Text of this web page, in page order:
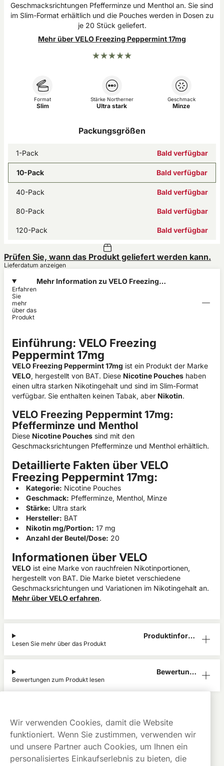
Geschmacksrichtungen Pfefferminze und Menthol an. Sie sind
im Slim-Format erhältlich und die Pouches werden in Dosen zu
je 20 Stück geliefert.
Mehr über VELO Freezing Peppermint 17mg
Format
Slim
Stärke Northerner
Ultra stark
Geschmack
Minze
Packungsgrößen
1-Pack Bald verfügbar
10-Pack Bald verfügbar
40-Pack Bald verfügbar
80-Pack Bald verfügbar
120-Pack Bald verfügbar
Prüfen Sie, wann das Produkt geliefert werden kann.
Lieferdatum anzeigen
Mehr Information zu VELO Freezing
Erfahren
Sie
mehr
über das
Produkt
Einführung: VELO Freezing
Peppermint 17mg
VELO Freezing Peppermint 17mg ist ein Produkt der Marke
VELO, hergestellt von BAT. Diese Nicotine Pouches haben
einen ultra starken Nikotingehalt und sind im Slim-Format
verfügbar. Sie enthalten keinen Tabak, aber Nikotin.
VELO Freezing Peppermint 17mg:
Pfefferminze und Menthol
Diese Nicotine Pouches sind mit den
Geschmacksrichtungen Pfefferminze und Menthol erhältlich.
Detaillierte Fakten über VELO
Freezing Peppermint 17mg:
Kategorie: Nicotine Pouches
Geschmack: Pfefferminze, Menthol, Minze
Stärke: Ultra stark
Hersteller: BAT
Nikotin mg/Portion: 17 mg
Anzahl der Beutel/Dose: 20
Informationen über VELO
VELO ist eine Marke von rauchfreien Nikotinportionen,
hergestellt von BAT. Die Marke bietet verschiedene
Geschmacksrichtungen und Variationen im Nikotingehalt an.
Mehr über VELO erfahren.
Produktinform
Lesen Sie mehr über das Produkt
Bewertunge
Bewertungen zum Produkt lesen
Rechnung
Gratis
Versand
Dieses Produkt ist nicht risikofrei und enthält Nikotin, eine
süchtig machende Substanz.
Wir verwenden Cookies, damit die Website
funktioniert. Wenn Sie zustimmen, verwenden wir
und unsere Partner auch Cookies, um Ihnen ein
personalisiertes Einkaufserlebnis zu bieten, die